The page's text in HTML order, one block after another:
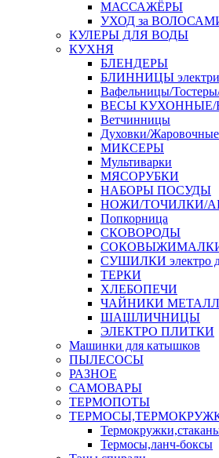
МАССАЖЁРЫ
УХОД за
КУЛЕРЫ ДЛЯ ВОДЫ
КУХНЯ
БЛЕНДЕРЫ
БЛИННИЦЫ
Вафельницы/
ВЕСЫ КУХОННЫЕ/
Ветчинницы
Духовки/
МИКСЕРЫ
Мультиварки
МЯСОРУБКИ
НАБОРЫ ПОСУДЫ
НОЖИ/ТОЧИЛКИ/
Попкорница
СКОВОРОДЫ
СУШИЛКИ электро
ТЕРКИ
ХЛЕБОПЕЧИ
ЧАЙНИКИ МЕТАЛЛ
ШАШЛИЧНИЦЫ
ЭЛЕКТРО ПЛИТКИ
Машинки для катышков
ПЫЛЕСОСЫ
РАЗНОЕ
САМОВАРЫ
ТЕРМОПОТЫ
Термосы,ланч-боксы